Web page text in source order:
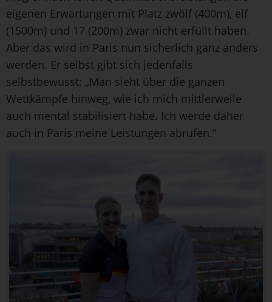
eigenen Erwartungen mit Platz zwölf (400m), elf
(1500m) und 17 (200m) zwar nicht erfüllt haben.
Aber das wird in Paris nun sicherlich ganz anders
werden. Er selbst gibt sich jedenfalls
selbstbewusst: „Man sieht über die ganzen
Wettkämpfe hinweg, wie ich mich mittlerweile
auch mental stabilisiert habe. Ich werde daher
auch in Paris meine Leistungen abrufen.“